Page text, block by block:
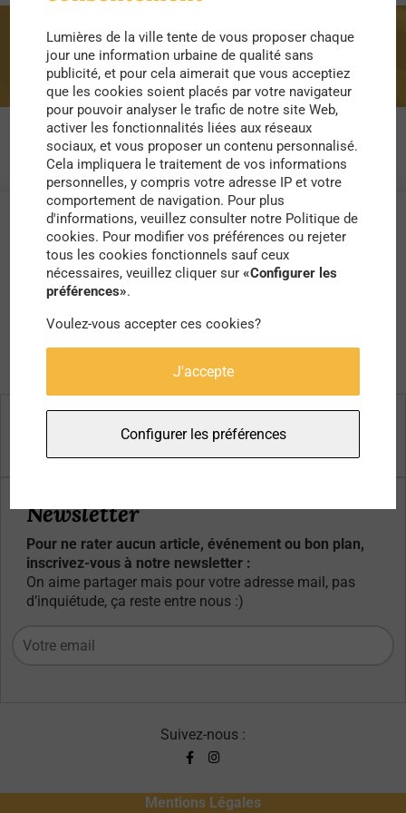
Montmartre
Newsletter
Pour ne rater aucun article, événement ou bon plan,
inscrivez-vous à notre newsletter :
On aime partager mais pour votre adresse mail, pas
d’inquiétude, ça reste entre nous :)
Suivez-nous :
Mentions Légales
Lumières de la ville tente de vous proposer chaque
jour une information urbaine de qualité sans
publicité, et pour cela aimerait que vous acceptiez
que les cookies soient placés par votre navigateur
pour pouvoir analyser le trafic de notre site Web,
activer les fonctionnalités liées aux réseaux
sociaux, et vous proposer un contenu personnalisé.
Cela impliquera le traitement de vos informations
personnelles, y compris votre adresse IP et votre
comportement de navigation. Pour plus
d'informations, veuillez consulter notre Politique de
cookies. Pour modifier vos préférences ou rejeter
tous les cookies fonctionnels sauf ceux
nécessaires, veuillez cliquer sur«Configurer les
préférences».
Voulez-vous accepter ces cookies?
J'accepte
Configurer les préférences